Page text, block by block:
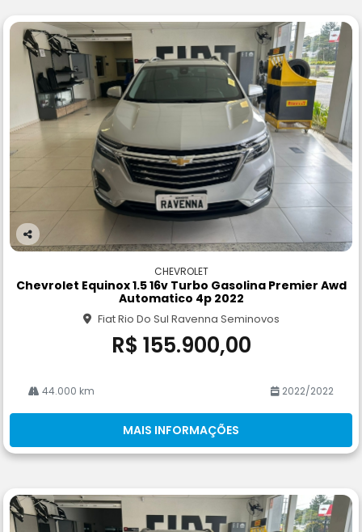
Co
rtil
CHEVROLET
Chevrolet Equinox 1.5 16v Turbo Gasolina Premier Awd
Automatico 4p 2022
Fiat Rio Do Sul Ravenna Seminovos
R$ 155.900,00
44.000 km 2022/2022
MAIS INFORMAÇÕES